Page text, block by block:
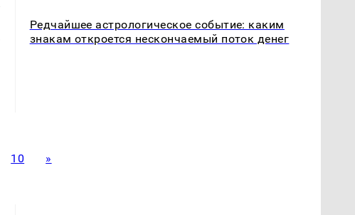
Редчайшее астрологическое событие: каким
знакам откроется нескончаемый поток денег
10 »